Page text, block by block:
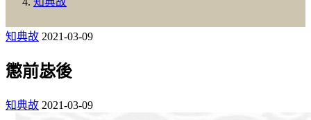
知典故 2021-03-09
懲前毖後
知典故 2021-03-09